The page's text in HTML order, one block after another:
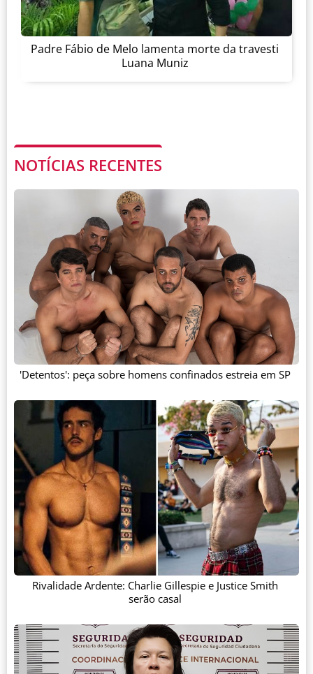
Padre Fábio de Melo lamenta morte da travesti
Luana Muniz
NOTÍCIAS RECENTES
'Detentos': peça sobre homens confinados estreia em SP
Rivalidade Ardente: Charlie Gillespie e Justice Smith
serão casal